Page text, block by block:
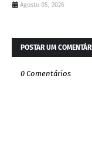
Agosto 05, 2026
POSTAR UM
0 Comentários